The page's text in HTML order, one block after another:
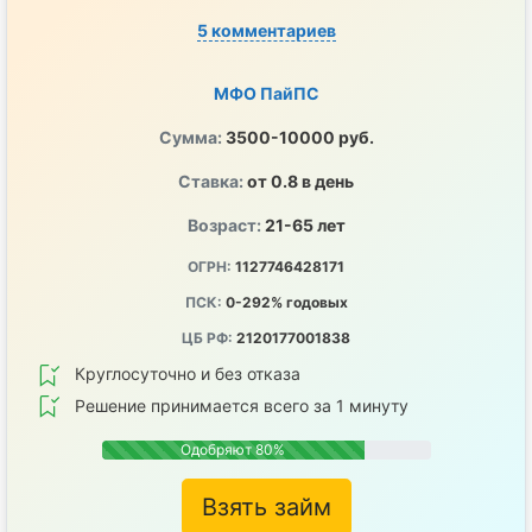
5 комментариев
МФО ПайПС
Сумма: 3500-10000 руб.
Ставка: от 0.8 в день
Возраст: 21-65 лет
ОГРН: 1127746428171
ПСК: 0-292% годовых
ЦБ РФ: 2120177001838
Круглосуточно и без отказа
Решение принимается всего за 1 минуту
Одобряют 80%
Взять займ